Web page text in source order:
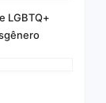
LGBTQ+